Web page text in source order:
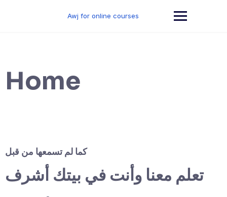
Awj for online courses
Home
كما لم تسمعها من قبل
تعلم معنا وأنت في بيتك أشرف